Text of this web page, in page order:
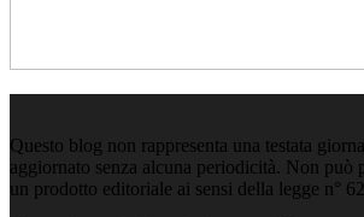
Questo blog non rappresenta una testata
aggiornato senza alcuna periodicità. Non può
un prodotto editoriale ai sensi della legge n°